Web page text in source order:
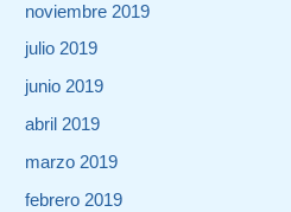
noviembre 2019
julio 2019
junio 2019
abril 2019
marzo 2019
febrero 2019